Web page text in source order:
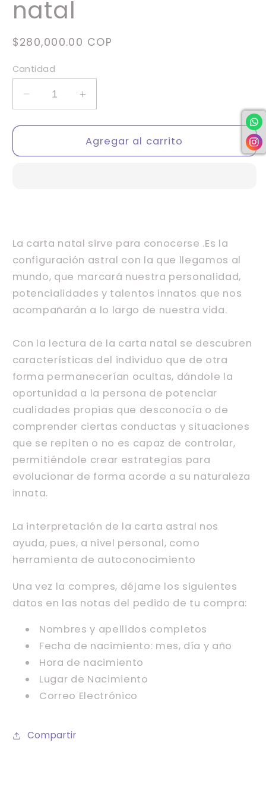
natal
Precio
$280,000.00 COP
Cantidad
Reducir
cantidad
para
de
Aumentar
cantidad
para
Lectura
de
Agregar al carrito
La carta natal sirve para conocerse .Es la
configuración astral con la que llegamos al
mundo, que marcará nuestra personalidad,
potencialidades y talentos innatos que nos
acompañarán a lo largo de nuestra vida.
Con la lectura de la carta natal se descubren
características del individuo que de otra
forma permanecerían ocultas, dándole la
oportunidad a la persona de potenciar
cualidades propias que desconocía o de
comprender ciertas conductas y situaciones
que se repiten o no es capaz de controlar,
permitiéndole crear estrategias para
evolucionar de forma acorde a su naturaleza
innata.
La interpretación de la carta astral nos
ayuda, pues, a nivel personal, como
herramienta de autoconocimiento
Una vez la compres, déjame los siguientes
datos en las notas del pedido de tu compra:
Nombres y apellidos completos
Fecha de nacimiento: mes, día y año
Hora de nacimiento
Lugar de Nacimiento
Correo Electrónico
Compartir